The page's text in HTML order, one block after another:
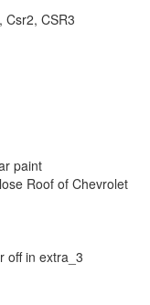
Csr2, CSR3
paint
Roof of Chevrolet
off in extra_3